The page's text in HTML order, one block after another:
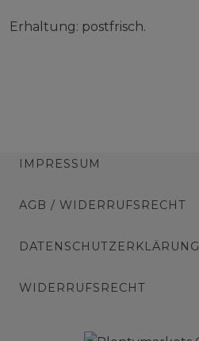
Erhaltung: postfrisch.
IMPRESSUM
AGB / WIDERRUFSRECHT
DATENSCHUTZERKLÄRUNG
WIDERRUFSRECHT